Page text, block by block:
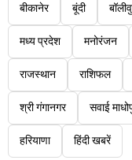
बीकानेर बूंदी
मध्य प्रदेश मनोरंजन
राजस्थान राशिफल
श्री गंगानगर सवाई
हरियाणा हिंदी खबरें